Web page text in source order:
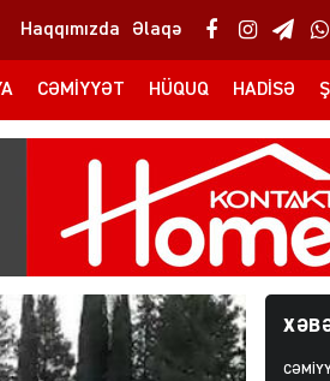
Haqqımızda Əlaqə
CƏMIYYƏT HÜQUQ HADISƏ